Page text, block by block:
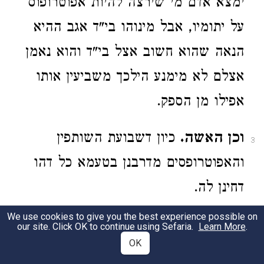
על יתומיו, אבל מינוהו בי"ד אגב ההיא
הנאה שהוא חשוב אצל בי"ד והוא נאמן
אצלם לא מימנע הילכך משביעין אותו
אפילו מן הספק.
3 וכן האשה. כיון דשבועת השותפין
והאפוטרופסים מדרבנן בטעמא כל דהו
דחינן לה.
9:5
We use cookies to give you the best experience possible on
our site. Click OK to continue using Sefaria. Learn More.
OK